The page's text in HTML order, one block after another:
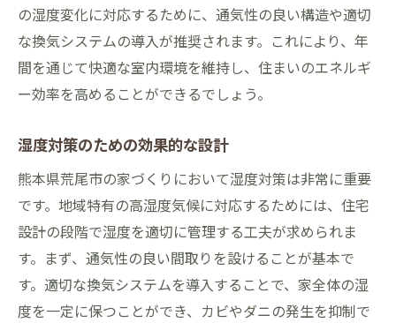
の湿度変化に対応するために、通気性の良い構造や適切
な換気システムの導入が推奨されます。これにより、年
間を通じて快適な室内環境を維持し、住まいのエネルギ
ー効率を高めることができるでしょう。
湿度対策のための効果的な設計
熊本県荒尾市の家づくりにおいて湿度対策は非常に重要
です。地域特有の高湿度気候に対応するためには、住宅
設計の段階で湿度を適切に管理する工夫が求められま
す。まず、通気性の良い間取りを設けることが基本で
す。適切な換気システムを導入することで、家全体の湿
度を一定に保つことができ、カビやダニの発生を抑制で